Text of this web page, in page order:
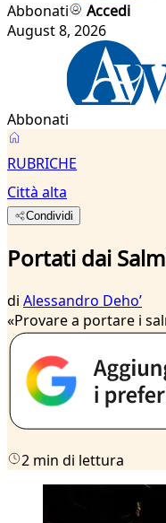
Abbonati
Accedi
August 8, 2026
Abbonati
RUBRICHE
Città alta
Condividi
Portati dai
di Alessandro Dehoʼ
«Provare a portare i
2 min di lettura